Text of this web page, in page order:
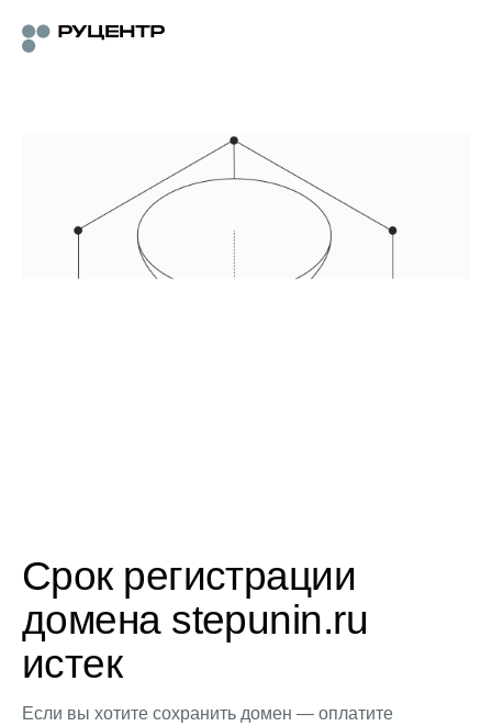
Срок регистрации
домена stepunin.ru
истек
Если вы хотите сохранить домен — оплатите